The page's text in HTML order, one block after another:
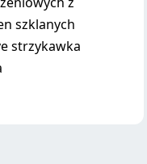
szklanych
strzykawka